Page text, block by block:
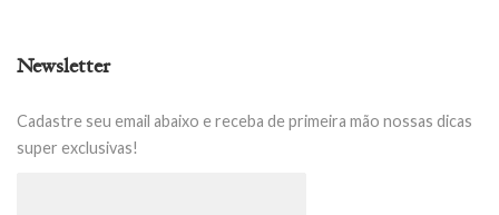
Newsletter
Cadastre seu email abaixo e receba de primeira mão nossas dicas
super exclusivas!